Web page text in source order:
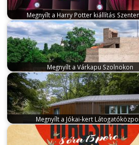
Megnyílt a Harry Potter kiállítás
február 7, 2026A Szentendrei Green
május 1-ig látható kiállítás a…
Megnyílt a Várkapu Szolnokon
június 5, 2024Megnyílt a Várkapu -
Vártörténeti Látogatóközpont és a
Megnyílt a Jókai-kert
május 9, 2025
Megújult a Svábhegyen
és új látogatóközpont létesült. Az…